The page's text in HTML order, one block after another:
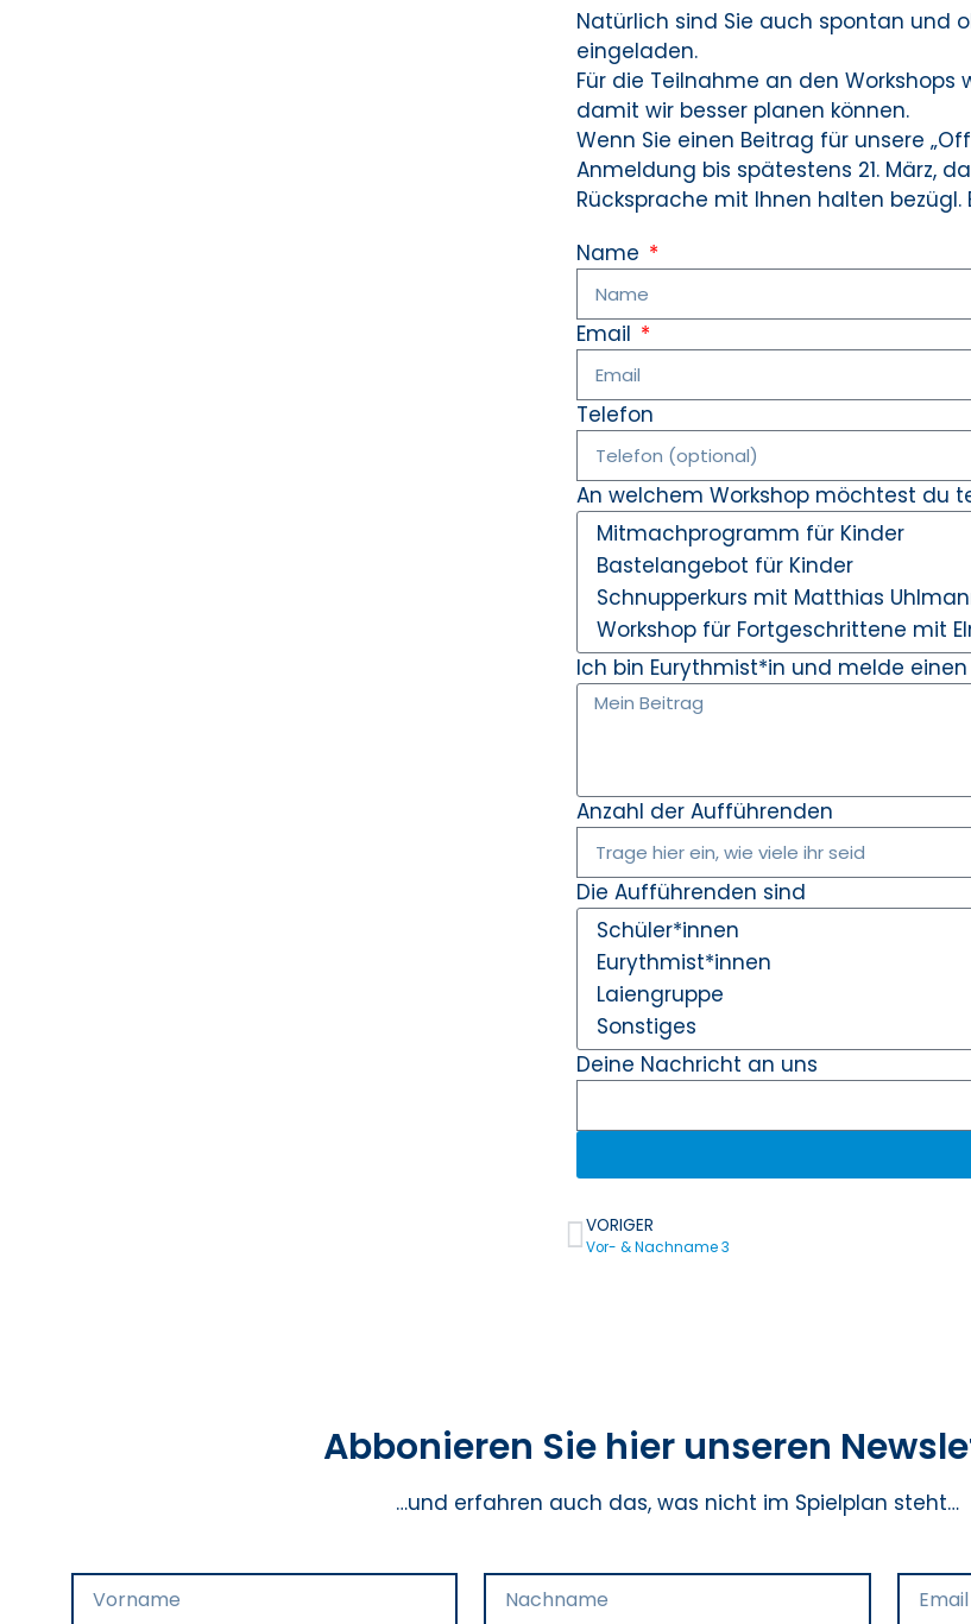
Natürlich sind Sie auch spontan und
eingeladen.
Für die Teilnahme an den
damit wir besser planen können.
Wenn Sie einen Beitrag für unsere
Anmeldung bis spätestens 21. März,
Rücksprache mit Ihnen halten
Name
Email
Telefon
An welchem Workshop möchtest du
Ich bin Eurythmist*in und melde
Anzahl der Aufführenden
Die Aufführenden sind
Deine Nachricht an uns
VORIGER
Vor- & Nachname 3
Abbonieren Sie hier unseren
…und erfahren auch das, was nicht im Spielplan steht…